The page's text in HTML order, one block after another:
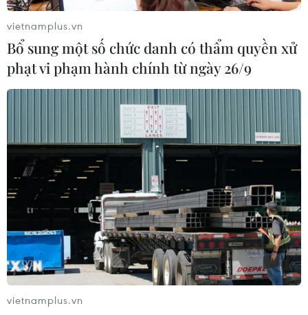
không được nêu đích danh, do hành vi độc quyền.
Khởi công dự án tăng công suất cấp điện
cho miền Nam
14/12/2016 04:15
vietnamplus.vn
Bổ sung một số chức danh có thẩm quyền xử
phạt vi phạm hành chính từ ngày 26/9
vietnamplus.vn